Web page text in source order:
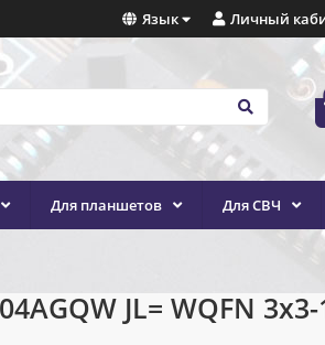
Личный
Язык
Для планшетов Для СВЧ
JL= WQFN 3x3-